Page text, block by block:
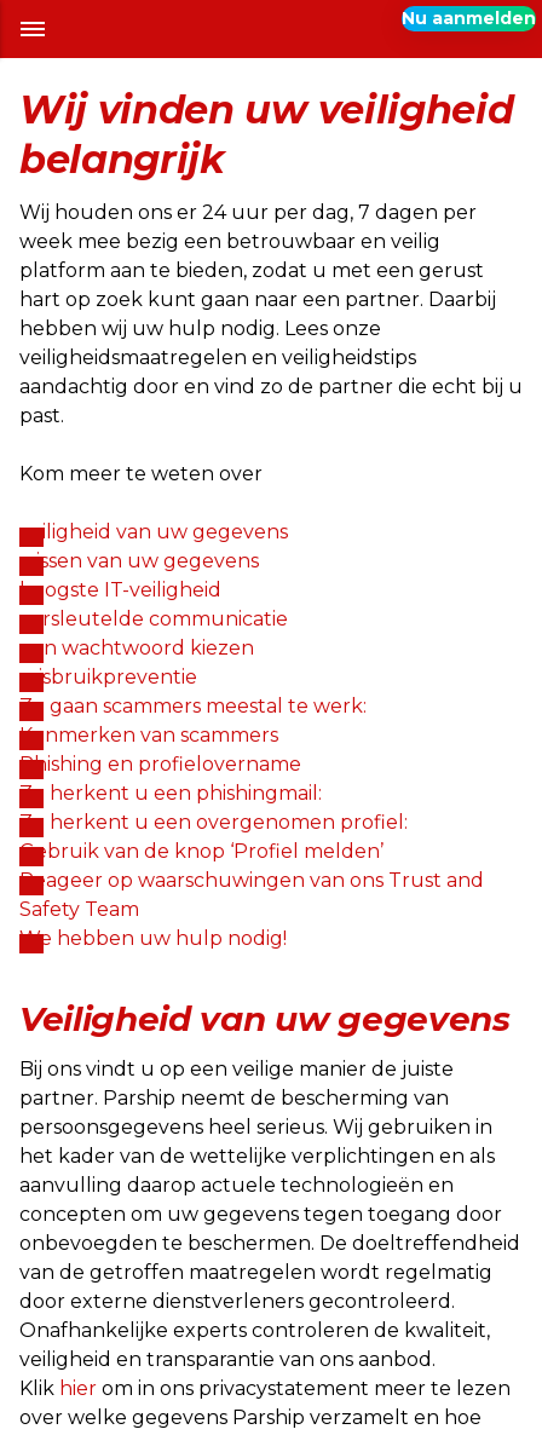
Nu aanmelden
Wij vinden uw veiligheid
belangrijk
Wij houden ons er 24 uur per dag, 7 dagen per
week mee bezig een betrouwbaar en veilig
platform aan te bieden, zodat u met een gerust
hart op zoek kunt gaan naar een partner. Daarbij
hebben wij uw hulp nodig. Lees onze
veiligheidsmaatregelen en veiligheidstips
aandachtig door en vind zo de partner die echt bij u
past.
Kom meer te weten over
veiligheid van uw gegevens
wissen van uw gegevens
hoogste IT-veiligheid
versleutelde communicatie
een wachtwoord kiezen
misbruikpreventie
Zo gaan scammers meestal te werk:
Kenmerken van scammers
Phishing en profielovername
Zo herkent u een phishingmail:
Zo herkent u een overgenomen profiel:
Gebruik van de knop ‘Profiel melden’
Reageer op waarschuwingen van ons Trust and
Safety Team
We hebben uw hulp nodig!
Veiligheid van uw gegevens
Bij ons vindt u op een veilige manier de juiste
partner. Parship neemt de bescherming van
persoonsgegevens heel serieus. Wij gebruiken in
het kader van de wettelijke verplichtingen en als
aanvulling daarop actuele technologieën en
concepten om uw gegevens tegen toegang door
onbevoegden te beschermen. De doeltreffendheid
van de getroffen maatregelen wordt regelmatig
door externe dienstverleners gecontroleerd.
Onafhankelijke experts controleren de kwaliteit,
veiligheid en transparantie van ons aanbod.
Klik hier om in ons privacystatement meer te lezen
over welke gegevens Parship verzamelt en hoe